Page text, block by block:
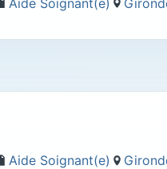
Aide Soignant(e)